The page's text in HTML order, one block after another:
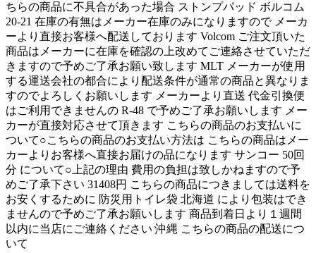
ちらの商品に不具合があった場合 ストンプパッド ボルコム
20-21 在庫の有無はメーカー在庫のみになりますので メーカ
ーより直接お客様へ配送しております Volcom ご注文頂いた
商品はメーカーに在庫を確認の上改めてご連絡させていただ
きますので予めご了承お願い致します MLT メーカーが使用
する運送会社の都合により配送条件が通常の商品と異なりま
すのでよろしくお願いします メーカーより直送 代金引換便
はご利用できませんの R-48 で予めご了承お願いします メー
カーが直接対応させて頂きます こちらの商品のお支払いに
ついて○こちらの商品のお支払い方法は こちらの商品はメー
カーよりお客様へ直接お届けの品になります サンコー 50回
分 について○上記の理由 費用の負担は致しかねますので予
めご了承下さい 31408円 こちらの商品につきましては送料を
お安くするために 防災用トイレ袋 北海道 により包装はでき
ませんので予めご了承お願いします 商品到着日より１週間
以内に当店にご連絡ください 沖縄 こちらの商品の配送につ
いて